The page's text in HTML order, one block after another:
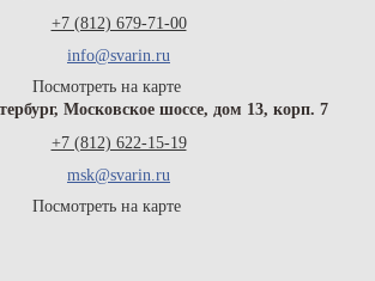
+7 (812) 679-71-00
info@svarin.ru
Посмотреть на карте
Московское шоссе, дом 13, корп. 7
+7 (812) 622-15-19
msk@svarin.ru
Посмотреть на карте